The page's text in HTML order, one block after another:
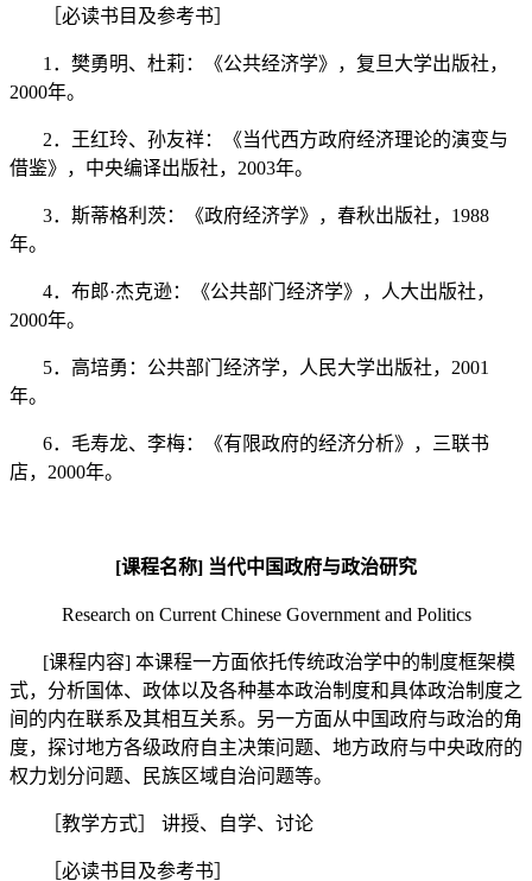
［必读书目及参考书］
1 ．樊勇明、杜莉：《公共经济学》，复旦大学出版社，
2000年。
2．王红玲、孙友祥：《当代西方政府经济理论的演变与
借鉴》，中央编译出版社， 2003年。
3．斯蒂格利茨：《政府经济学》，春秋出版社， 1988
年。
4．布郎·杰克逊：《公共部门经济学》，人大出版社，
2000年。
5．高培勇：公共部门经济学，人民大学出版社， 2001
年。
6．毛寿龙、李梅：《有限政府的经济分析》，三联书
店， 2000年。
[课程名称] 当代中国政府与政治研究
Research on Current Chinese Government and Politics
[课程内容] 本课程一方面依托传统政治学中的制度框架模
式，分析国体、政体以及各种基本政治制度和具体政治制度之
间的内在联系及其相互关系。另一方面从中国政府与政治的角
度，探讨地方各级政府自主决策问题、地方政府与中央政府的
权力划分问题、民族区域自治问题等。
［教学方式］ 讲授、自学、讨论
［必读书目及参考书］